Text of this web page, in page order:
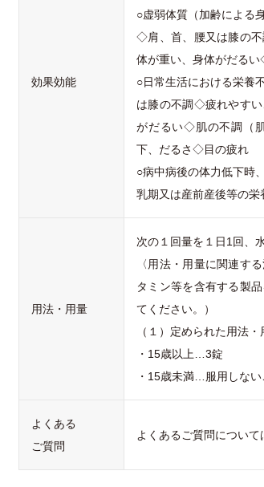
効果効能
○虚弱体質（加齢による
◇肩、首、腰又は膝の
体が重い、身体がだる
○日常生活における栄養
は膝の不調◇疲れやす
がだるい◇肌の不調（
下、だるさ◇目の疲れ
○病中病後の体力低下時
乳期又は産前産後等の栄
用法・用量
次の１回量を１日1回、
〈用法・用量に関連す
タミン等を含有する製
てください。）
（１）定められた用法
・15歳以上…3錠
・15歳未満…服用しない
よくある
ご質問
よくあるご質問について